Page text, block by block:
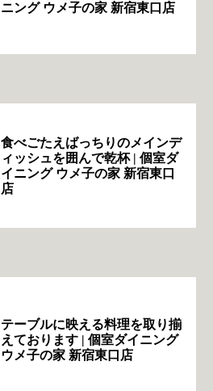
ニング ウメ子の家 新宿東口店
食べごたえばっちりのメインデ
ィッシュを囲んで乾杯 | 個室ダ
イニング ウメ子の家 新宿東口
店
テーブルに映える料理を取り揃
えております | 個室ダイニング
ウメ子の家 新宿東口店